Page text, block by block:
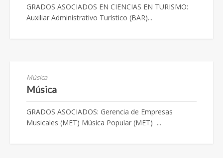
GRADOS ASOCIADOS EN CIENCIAS EN TURISMO:
Auxiliar Administrativo Turístico (BAR)...
Música
Música
GRADOS ASOCIADOS: Gerencia de Empresas
Musicales (MET) Música Popular (MET) ...